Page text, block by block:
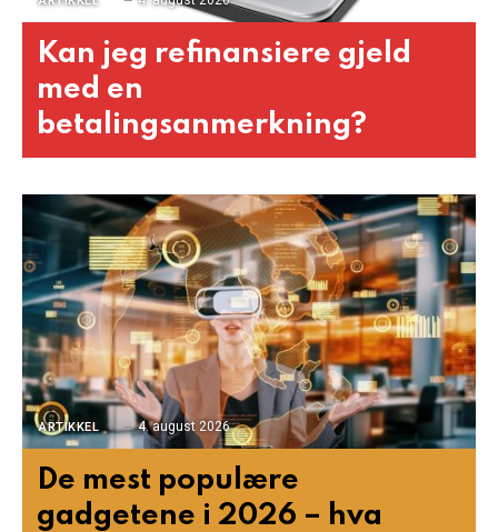
Kan jeg refinansiere gjeld
med en
betalingsanmerkning?
ARTIKKEL 4. august 2026
De mest populære
gadgetene i 2026 – hva